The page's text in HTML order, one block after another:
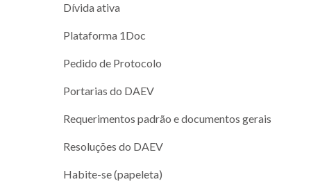
Dívida ativa
Plataforma 1Doc
Pedido de Protocolo
Portarias do DAEV
Requerimentos padrão e documentos gerais
Resoluções do DAEV
Habite-se (papeleta)